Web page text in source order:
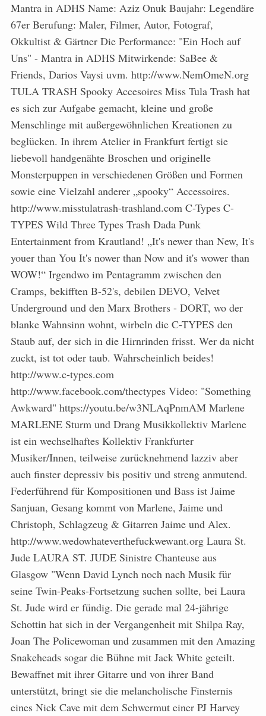
Mantra in ADHS Name: Aziz Onuk Baujahr: Legendäre
67er Berufung: Maler, Filmer, Autor, Fotograf,
Okkultist & Gärtner Die Performance: "Ein Hoch auf
Uns" - Mantra in ADHS Mitwirkende: SaBee &
Friends, Darios Vaysi uvm. http://www.NemOmeN.org
TULA TRASH Spooky Accesoires Miss Tula Trash hat
es sich zur Aufgabe gemacht, kleine und große
Menschlinge mit außergewöhnlichen Kreationen zu
beglücken. In ihrem Atelier in Frankfurt fertigt sie
liebevoll handgenähte Broschen und originelle
Monsterpuppen in verschiedenen Größen und Formen
sowie eine Vielzahl anderer „spooky“ Accessoires.
http://www.misstulatrash-trashland.com C-Types C-
TYPES Wild Three Types Trash Dada Punk
Entertainment from Krautland! „It's newer than New, It's
youer than You It's nower than Now and it's wower than
WOW!“ Irgendwo im Pentagramm zwischen den
Cramps, bekifften B-52's, debilen DEVO, Velvet
Underground und den Marx Brothers - DORT, wo der
blanke Wahnsinn wohnt, wirbeln die C-TYPES den
Staub auf, der sich in die Hirnrinden frisst. Wer da nicht
zuckt, ist tot oder taub. Wahrscheinlich beides!
http://www.c-types.com
http://www.facebook.com/thectypes Video: "Something
Awkward" https://youtu.be/w3NLAqPnmAM Marlene
MARLENE Sturm und Drang Musikkollektiv Marlene
ist ein wechselhaftes Kollektiv Frankfurter
Musiker/Innen, teilweise zurücknehmend lazziv aber
auch finster depressiv bis positiv und streng anmutend.
Federführend für Kompositionen und Bass ist Jaime
Sanjuan, Gesang kommt von Marlene, Jaime und
Christoph, Schlagzeug & Gitarren Jaime und Alex.
http://www.wedowhateverthefuckwewant.org Laura St.
Jude LAURA ST. JUDE Sinistre Chanteuse aus
Glasgow "Wenn David Lynch noch nach Musik für
seine Twin-Peaks-Fortsetzung suchen sollte, bei Laura
St. Jude wird er fündig. Die gerade mal 24-jährige
Schottin hat sich in der Vergangenheit mit Shilpa Ray,
Joan The Policewoman und zusammen mit den Amazing
Snakeheads sogar die Bühne mit Jack White geteilt.
Bewaffnet mit ihrer Gitarre und von ihrer Band
unterstützt, bringt sie die melancholische Finsternis
eines Nick Cave mit dem Schwermut einer PJ Harvey